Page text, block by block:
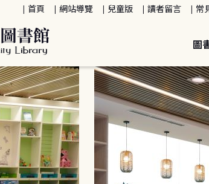
首頁 網站導覽 兒童版 讀者留言 常
圖